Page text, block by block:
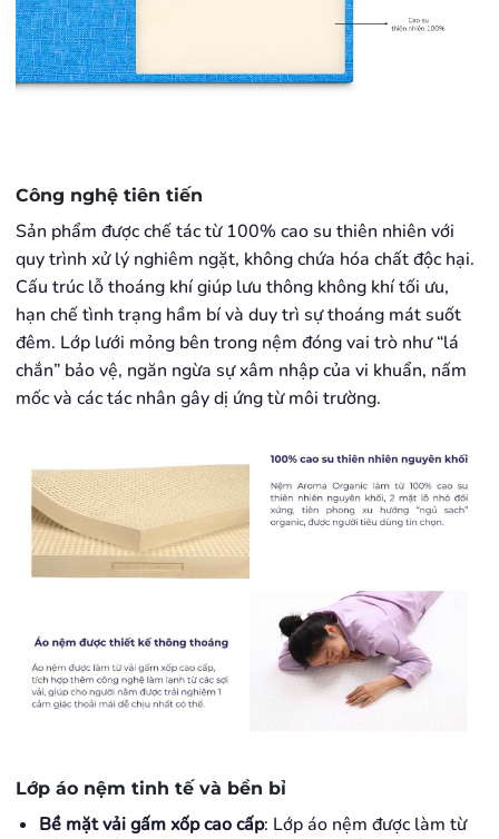
Công nghệ tiên tiến
Sản phẩm được chế tác từ 100% cao su thiên nhiên với
quy trình xử lý nghiêm ngặt, không chứa hóa chất độc hại.
Cấu trúc lỗ thoáng khí giúp lưu thông không khí tối ưu,
hạn chế tình trạng hầm bí và duy trì sự thoáng mát suốt
đêm. Lớp lưới mỏng bên trong nệm đóng vai trò như “lá
chắn” bảo vệ, ngăn ngừa sự xâm nhập của vi khuẩn, nấm
mốc và các tác nhân gây dị ứng từ môi trường.
Lớp áo nệm tinh tế và bền bỉ
Bề mặt vải gấm xốp cao cấp: Lớp áo nệm được làm từ